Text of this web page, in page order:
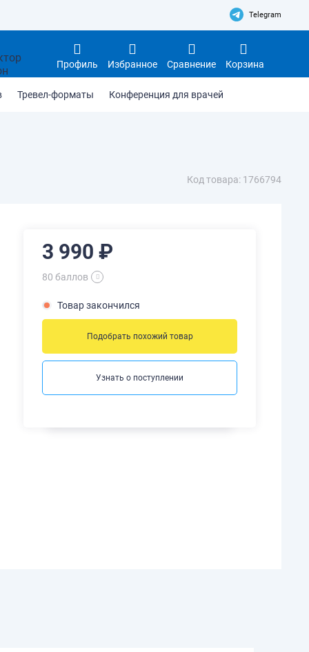
Telegram
Профиль Избранное Сравнение Корзина
Тревел-форматы Конференция для врачей
Код товара: 1766794
3 990 ₽
80 баллов
Товар закончился
Подобрать похожий товар
Узнать о поступлении